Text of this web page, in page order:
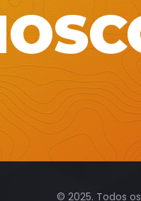
© 2025. Todos